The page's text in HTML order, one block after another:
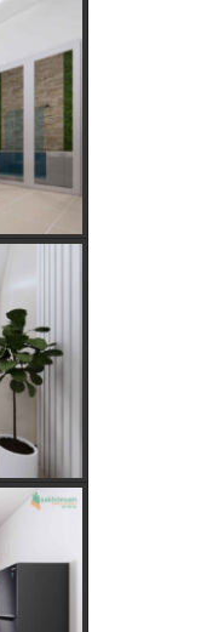
Listrik
123
Rumah
Feng Shui
Sebenarnya?
Kelistrikan
Tanaman Hias